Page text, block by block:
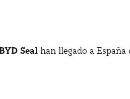
Seal han llegado a España